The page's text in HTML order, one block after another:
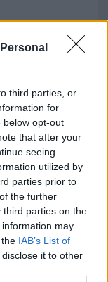
third parties, or
for
below opt-out
that after your
seeing
utilized by
parties prior to
the further
third parties on the
information may
IAB’s List of
it to other
sfida della vela
sequestrati
avanzata
di riferimento